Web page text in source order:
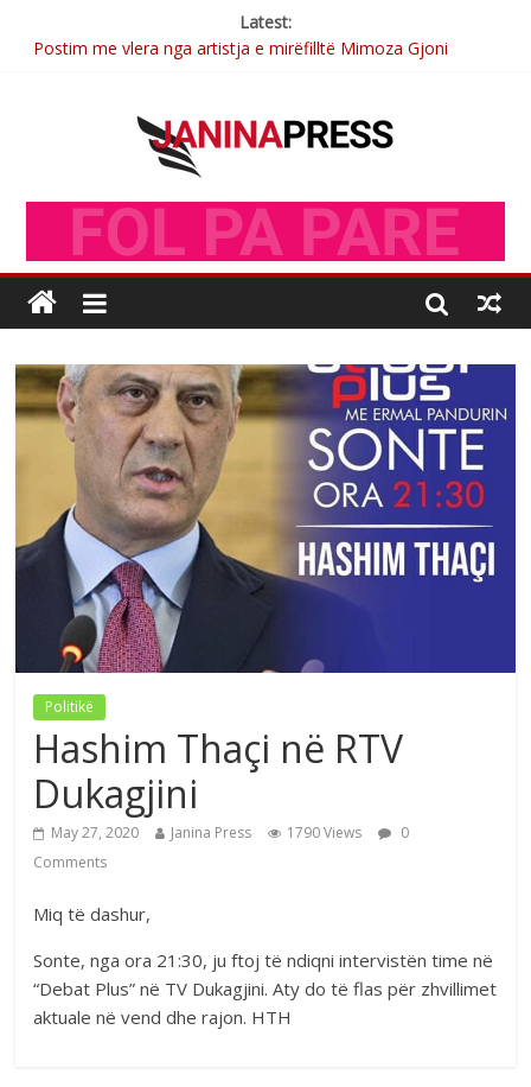
Latest:
Postim me vlera nga artistja e mirëfilltë Mimoza Gjoni
Brahim Çekaj njē veprimtar i respektuar i çeshtjës kombëtare
Sulm , pse të dua ty
Politikë
Hashim Thaçi në RTV
Dukagjini
May 27, 2020 Janina Press 1790 Views
0
Comments
Miq të dashur,
Sonte, nga ora 21:30, ju ftoj të ndiqni intervistën time në
“Debat Plus” në TV Dukagjini. Aty do të flas për zhvillimet
aktuale në vend dhe rajon. HTH